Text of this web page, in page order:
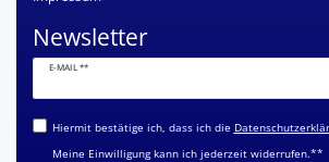
Newsletter
E-MAIL **
Newsletter
Honig
Hiermit bestätige ich, dass ich die
Meine Einwilligung kann ich jederzeit widerrufen.**